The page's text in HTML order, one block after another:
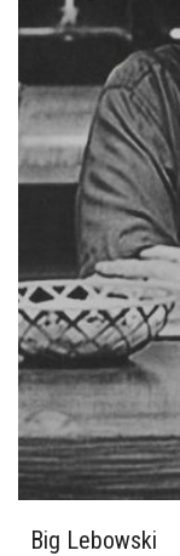
Big Lebowski